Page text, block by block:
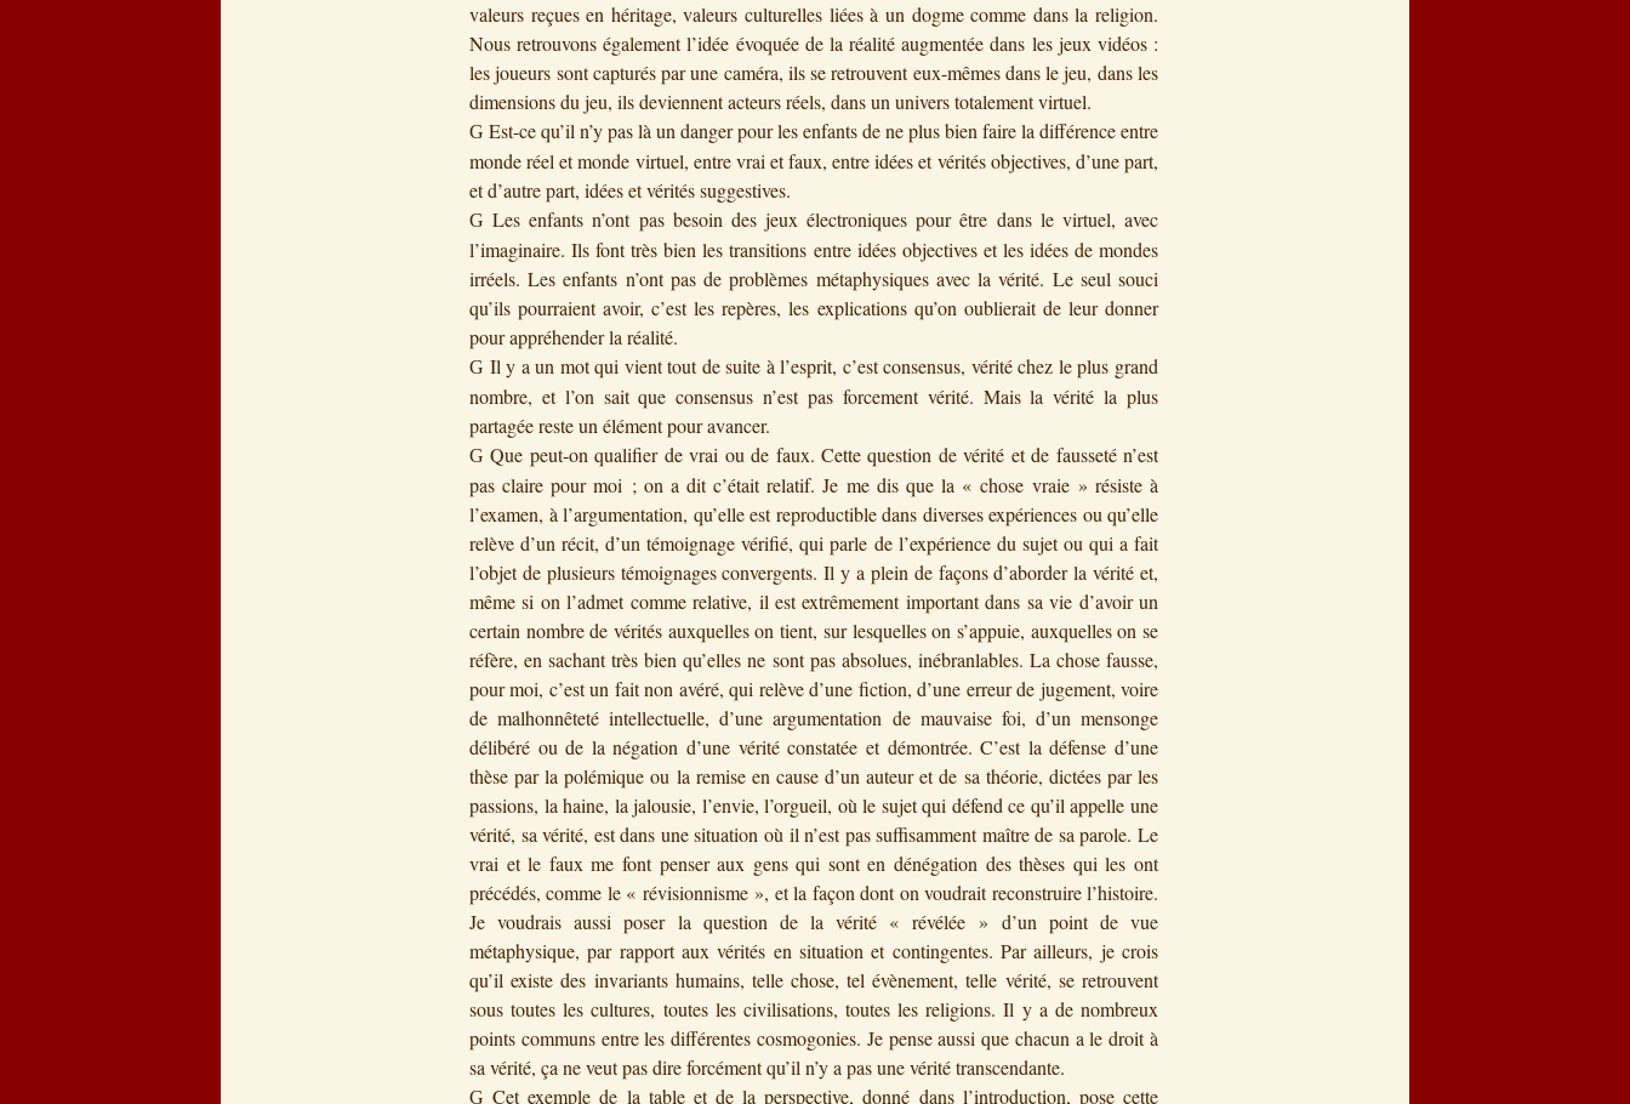
valeurs reçues en héritage, valeurs culturelles liées à un dogme comme dans la religion.
Nous retrouvons également l’idée évoquée de la réalité augmentée dans les jeux vidéos :
les joueurs sont capturés par une caméra, ils se retrouvent eux-mêmes dans le jeu, dans les
dimensions du jeu, ils deviennent acteurs réels, dans un univers totalement virtuel.
G Est-ce qu’il n’y pas là un danger pour les enfants de ne plus bien faire la différence entre
monde réel et monde virtuel, entre vrai et faux, entre idées et vérités objectives, d’une part,
et d’autre part, idées et vérités suggestives.
GLes enfants n’ont pas besoin des jeux électroniques pour être dans le virtuel, avec
l’imaginaire. Ils font très bien les transitions entre idées objectives et les idées de mondes
irréels. Les enfants n’ont pas de problèmes métaphysiques avec la vérité. Le seul souci
qu’ils pourraient avoir, c’est les repères, les explications qu’on oublierait de leur donner
pour appréhender la réalité.
G Il y a un mot qui vient tout de suite à l’esprit, c’est consensus, vérité chez le plus grand
nombre, et l’on sait que consensus n’est pas forcement vérité. Mais la vérité la plus
partagée reste un élément pour avancer.
GQue peut-on qualifier de vrai ou de faux. Cette question de vérité et de fausseté n’est
pas claire pour moi ; on a dit c’était relatif. Je me dis que la « chose vraie » résiste à
l’examen, à l’argumentation, qu’elle est reproductible dans diverses expériences ou qu’elle
relève d’un récit, d’un témoignage vérifié, qui parle de l’expérience du sujet ou qui a fait
l’objet de plusieurs témoignages convergents. Il y a plein de façons d’aborder la vérité et,
même si on l’admet comme relative, il est extrêmement important dans sa vie d’avoir un
certain nombre de vérités auxquelles on tient, sur lesquelles on s’appuie, auxquelles on se
réfère, en sachant très bien qu’elles ne sont pas absolues, inébranlables. La chose fausse,
pour moi, c’est un fait non avéré, qui relève d’une fiction, d’une erreur de jugement, voire
de malhonnêteté intellectuelle, d’une argumentation de mauvaise foi, d’un mensonge
délibéré ou de la négation d’une vérité constatée et démontrée. C’est la défense d’une
thèse par la polémique ou la remise en cause d’un auteur et de sa théorie, dictées par les
passions, la haine, la jalousie, l’envie, l’orgueil, où le sujet qui défend ce qu’il appelle une
vérité, sa vérité, est dans une situation où il n’est pas suffisamment maître de sa parole. Le
vrai et le faux me font penser aux gens qui sont en dénégation des thèses qui les ont
précédés, comme le « révisionnisme », et la façon dont on voudrait reconstruire l’histoire.
Je voudrais aussi poser la question de la vérité « révélée » d’un point de vue
métaphysique, par rapport aux vérités en situation et contingentes. Par ailleurs, je crois
qu’il existe des invariants humains, telle chose, tel évènement, telle vérité, se retrouvent
sous toutes les cultures, toutes les civilisations, toutes les religions. Il y a de nombreux
points communs entre les différentes cosmogonies. Je pense aussi que chacun a le droit à
sa vérité, ça ne veut pas dire forcément qu’il n’y a pas une vérité transcendante.
GCet exemple de la table et de la perspective, donné dans l’introduction, pose cette